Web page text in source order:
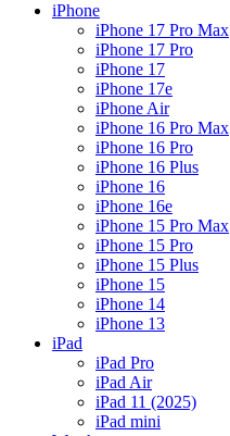
iPhone
iPhone 17 Pro Max
iPhone 17 Pro
iPhone 17
iPhone 17e
iPhone Air
iPhone 16 Pro Max
iPhone 16 Pro
iPhone 16 Plus
iPhone 16
iPhone 16e
iPhone 15 Pro Max
iPhone 15 Pro
iPhone 15 Plus
iPhone 15
iPhone 14
iPhone 13
iPad
iPad Pro
iPad Air
iPad 11 (2025)
iPad mini